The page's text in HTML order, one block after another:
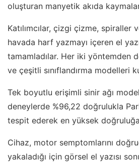
oluşturan manyetik akıda
Katılımcılar, çizgi çizme, spiraller
havada harf yazmayı içeren el
tamamladılar. Her iki yöntemden
ve çeşitli sınıflandırma modelleri
Tek boyutlu erişimli sinir ağı
deneylerde %96,22 doğrulukla
tespit ederek en yüksek
Cihaz, motor semptomlarını
yakaladığı için görsel el yazısı